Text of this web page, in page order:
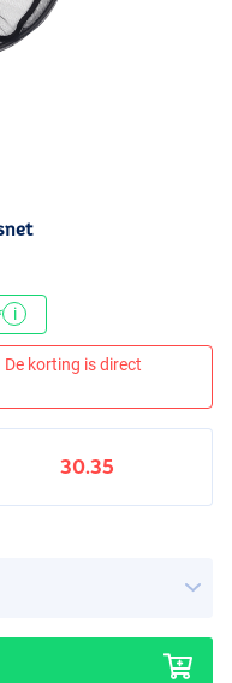
i
korting is direct
30.35